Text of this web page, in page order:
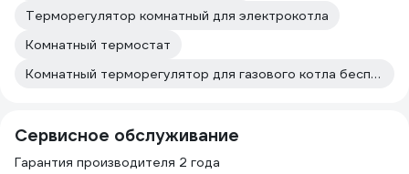
Терморегулятор комнатный для электрокотла
Комнатный термостат
Комнатный терморегулятор для газового котла беспроводной
Сервисное обслуживание
Гарантия производителя 2 года